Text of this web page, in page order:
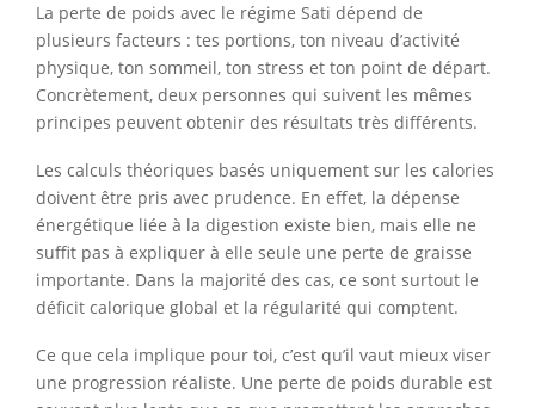
La perte de poids avec le régime Sati dépend de
plusieurs facteurs : tes portions, ton niveau d’activité
physique, ton sommeil, ton stress et ton point de départ.
Concrètement, deux personnes qui suivent les mêmes
principes peuvent obtenir des résultats très différents.
Les calculs théoriques basés uniquement sur les calories
doivent être pris avec prudence. En effet, la dépense
énergétique liée à la digestion existe bien, mais elle ne
suffit pas à expliquer à elle seule une perte de graisse
importante. Dans la majorité des cas, ce sont surtout le
déficit calorique global et la régularité qui comptent.
Ce que cela implique pour toi, c’est qu’il vaut mieux viser
une progression réaliste. Une perte de poids durable est